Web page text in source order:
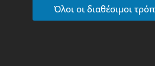
Όλοι οι διαθέσιμοι